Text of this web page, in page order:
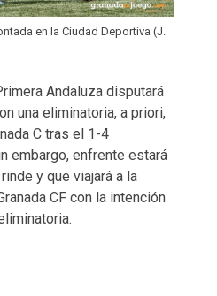
en la Ciudad Deportiva (J.
Andaluza disputará
una eliminatoria, a priori,
C tras el 1-4
embargo, enfrente estará
y que viajará a la
CF con la intención